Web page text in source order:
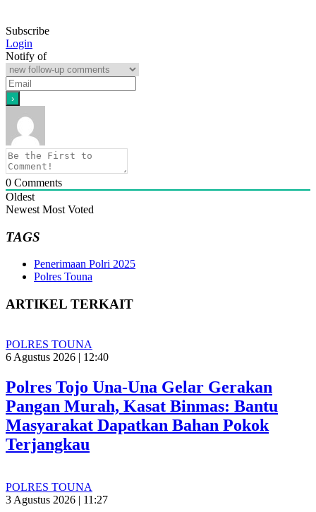
Subscribe
Login
Notify of
0 Comments
Oldest
Newest Most Voted
TAGS
Penerimaan Polri 2025
Polres Touna
ARTIKEL TERKAIT
POLRES TOUNA
6 Agustus 2026 | 12:40
Polres Tojo Una-Una Gelar Gerakan
Pangan Murah, Kasat Binmas: Bantu
Masyarakat Dapatkan Bahan Pokok
Terjangkau
POLRES TOUNA
3 Agustus 2026 | 11:27